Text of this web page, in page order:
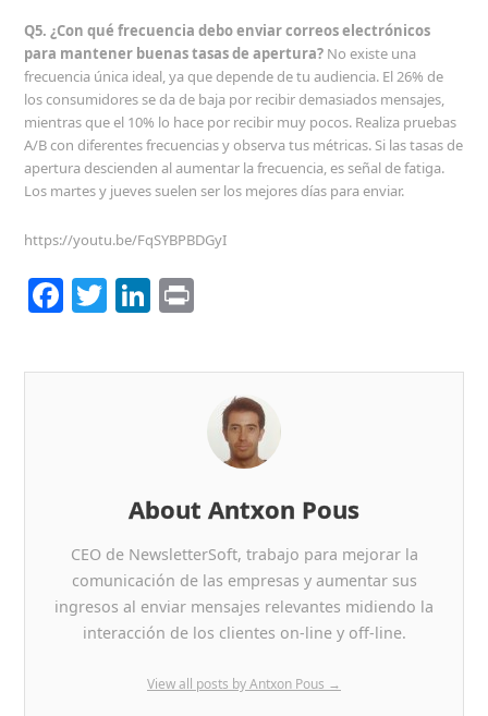
Q5. ¿Con qué frecuencia debo enviar correos electrónicos
para mantener buenas tasas de apertura? No existe una
frecuencia única ideal, ya que depende de tu audiencia. El 26% de
los consumidores se da de baja por recibir demasiados mensajes,
mientras que el 10% lo hace por recibir muy pocos. Realiza pruebas
A/B con diferentes frecuencias y observa tus métricas. Si las tasas de
apertura descienden al aumentar la frecuencia, es señal de fatiga.
Los martes y jueves suelen ser los mejores días para enviar.
https://youtu.be/FqSYBPBDGyI
F
c
k
T
itt
Li
k t
About Antxon Pous
CEO de NewsletterSoft, trabajo para mejorar la
comunicación de las empresas y aumentar sus
ingresos al enviar mensajes relevantes midiendo la
interacción de los clientes on-line y off-line.
View all posts by Antxon Pous →